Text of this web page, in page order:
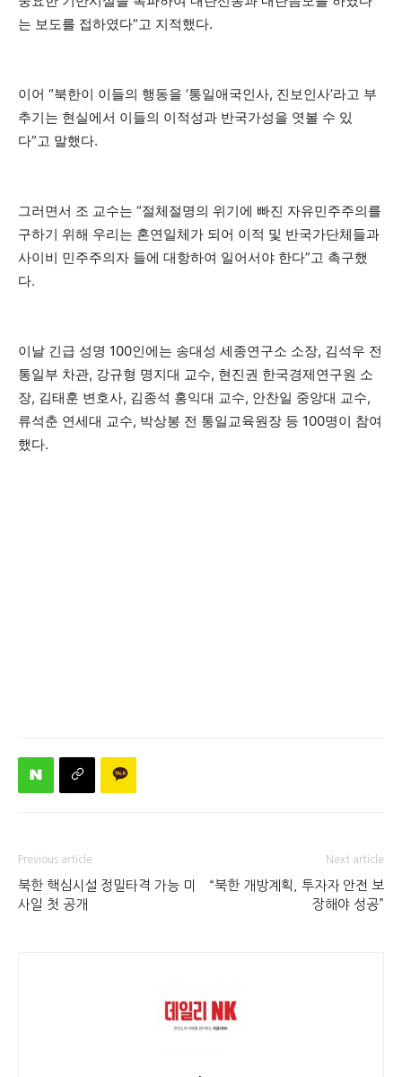
는 보도를 접하였다”고 지적했다.
이어 “북한이 이들의 행동을 ‘통일애국인사, 진보인사’라고 부
추기는 현실에서 이들의 이적성과 반국가성을 엿볼 수 있
다”고 말했다.
그러면서 조 교수는 “절체절명의 위기에 빠진 자유민주주의를
구하기 위해 우리는 혼연일체가 되어 이적 및 반국가단체들과
사이비 민주주의자 들에 대항하여 일어서야 한다”고 촉구했
다.
이날 긴급 성명 100인에는 송대성 세종연구소 소장, 김석우 전
통일부 차관, 강규형 명지대 교수, 현진권 한국경제연구원 소
장, 김태훈 변호사, 김종석 홍익대 교수, 안찬일 중앙대 교수,
류석춘 연세대 교수, 박상봉 전 통일교육원장 등 100명이 참여
했다.
Previous article
북한 핵심시설 정밀타격 가능 미
사일 첫 공개
Next article
“북한 개방계획, 투자자 안전 보
장해야 성공”